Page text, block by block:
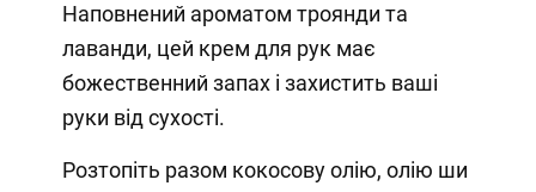
Наповнений ароматом троянди та
лаванди, цей крем для рук має
божественний запах і захистить ваші
руки від сухості.
Розтопіть разом кокосову олію, олію ши